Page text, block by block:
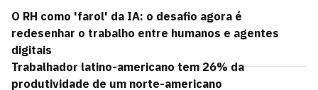
O RH como 'farol' da IA: o desafio agora é
redesenhar o trabalho entre humanos e agentes
digitais
Trabalhador latino-americano tem 26% da
produtividade de um norte-americano